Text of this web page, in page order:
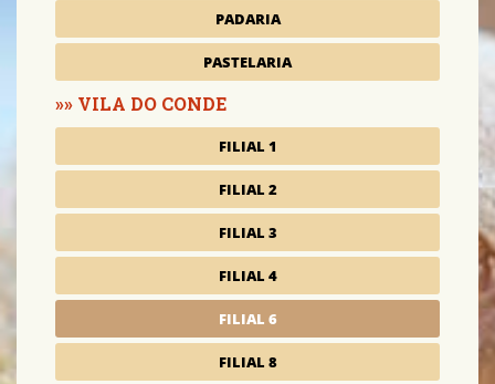
PADARIA
PASTELARIA
VILA DO CONDE
FILIAL 1
FILIAL 2
FILIAL 3
FILIAL 4
FILIAL 6
FILIAL 8